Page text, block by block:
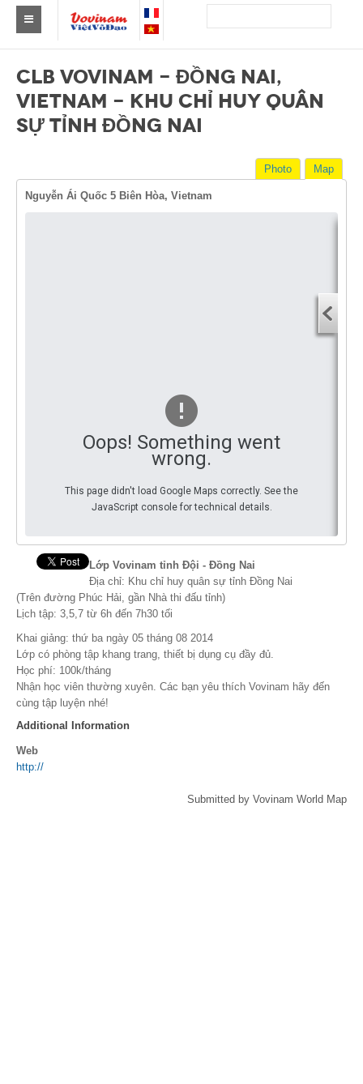
Asia
Europe
America
Discover
Contribute
Support
CLB VOVINAM - ĐỒNG NAI,
VIETNAM - KHU CHỈ HUY QUÂN
SỰ TỈNH ĐỒNG NAI
Map
Photo
Nguyễn Ái Quốc 5 Biên Hòa, Vietnam
Oops! Something went
wrong.
This page didn't load Google Maps correctly. See the
JavaScript console for technical details.
Lớp Vovinam tỉnh Đội - Đồng Nai
Địa chỉ: Khu chỉ huy quân sự tỉnh Đồng Nai
(Trên đường Phúc Hải, gần Nhà thi đấu tỉnh)
Lịch tập: 3,5,7 từ 6h đến 7h30 tối
Khai giảng: thứ ba ngày 05 tháng 08 2014
Lớp có phòng tập khang trang, thiết bị dụng cụ đầy đủ.
Học phí: 100k/tháng
Nhận học viên thường xuyên. Các bạn yêu thích Vovinam hãy đến
cùng tập luyện nhé!
Additional Information
Web
http://
Submitted by Vovinam World Map